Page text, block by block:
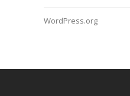
WordPress.org